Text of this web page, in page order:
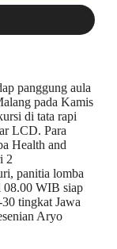
panggung aula
pada Kamis
di tata rapi
LCD. Para
Health and
2
panitia lomba
08.00 WIB siap
tingkat Jawa
Aryo